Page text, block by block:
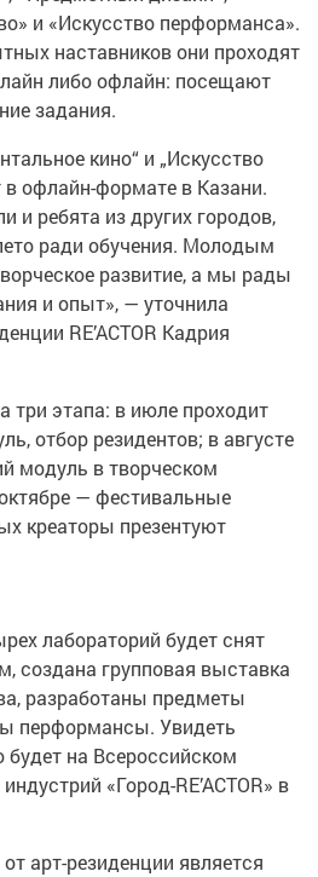
и «Искусство перформанса».
наставников они проходят
либо офлайн: посещают
задания.
кино“ и „Искусство
офлайн-формате в Казани.
и ребята из других городов,
ради обучения. Молодым
развитие, а мы рады
и опыт», — уточнила
RE’ACTOR Кадрия
три этапа: в июле проходит
отбор резидентов; в августе
модуль в творческом
— фестивальные
креаторы презентуют
лабораторий будет снят
создана групповая выставка
разработаны предметы
перформансы. Увидеть
на Всероссийском
«Город-RE’ACTOR» в
арт-резиденции является